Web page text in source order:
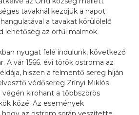
tavaknál kezdjük a napot:
a tavakat körülölelő
lehetőség az orfűi malmok
nyugat felé indulunk, következő
A vár 1566. évi török ostroma az
hiszen a felmentő sereg híján
védősereg Zrínyi Miklós
végén kirohant a többszörös
közé. Az események